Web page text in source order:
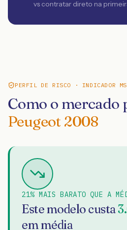
vs contratar direto na
PERFIL DE RISCO · INDICADOR
Como o mercado
Peugeot 2008
21% MAIS BARATO QUE A
Este modelo custa
em média